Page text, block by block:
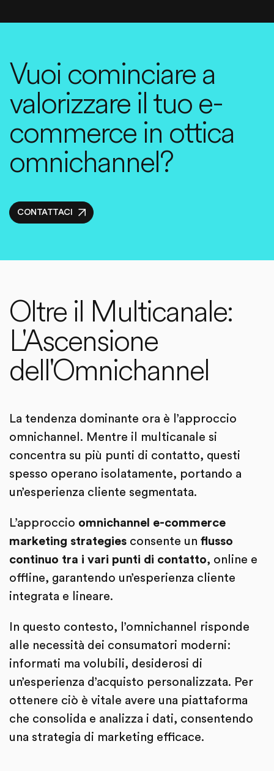
Vuoi cominciare a
valorizzare il tuo e-
commerce in ottica
omnichannel?
CONTATTACI
Oltre il Multicanale:
L'Ascensione
dell'Omnichannel
La tendenza dominante ora è l’approccio
omnichannel. Mentre il multicanale si
concentra su più punti di contatto, questi
spesso operano isolatamente, portando a
un’esperienza cliente segmentata.
L’approccio omnichannel e-commerce
marketing strategies consente un flusso
continuo tra i vari punti di contatto, online e
offline, garantendo un’esperienza cliente
integrata e lineare.
In questo contesto, l’omnichannel risponde
alle necessità dei consumatori moderni:
informati ma volubili, desiderosi di
un’esperienza d’acquisto personalizzata. Per
ottenere ciò è vitale avere una piattaforma
che consolida e analizza i dati, consentendo
una strategia di marketing efficace.